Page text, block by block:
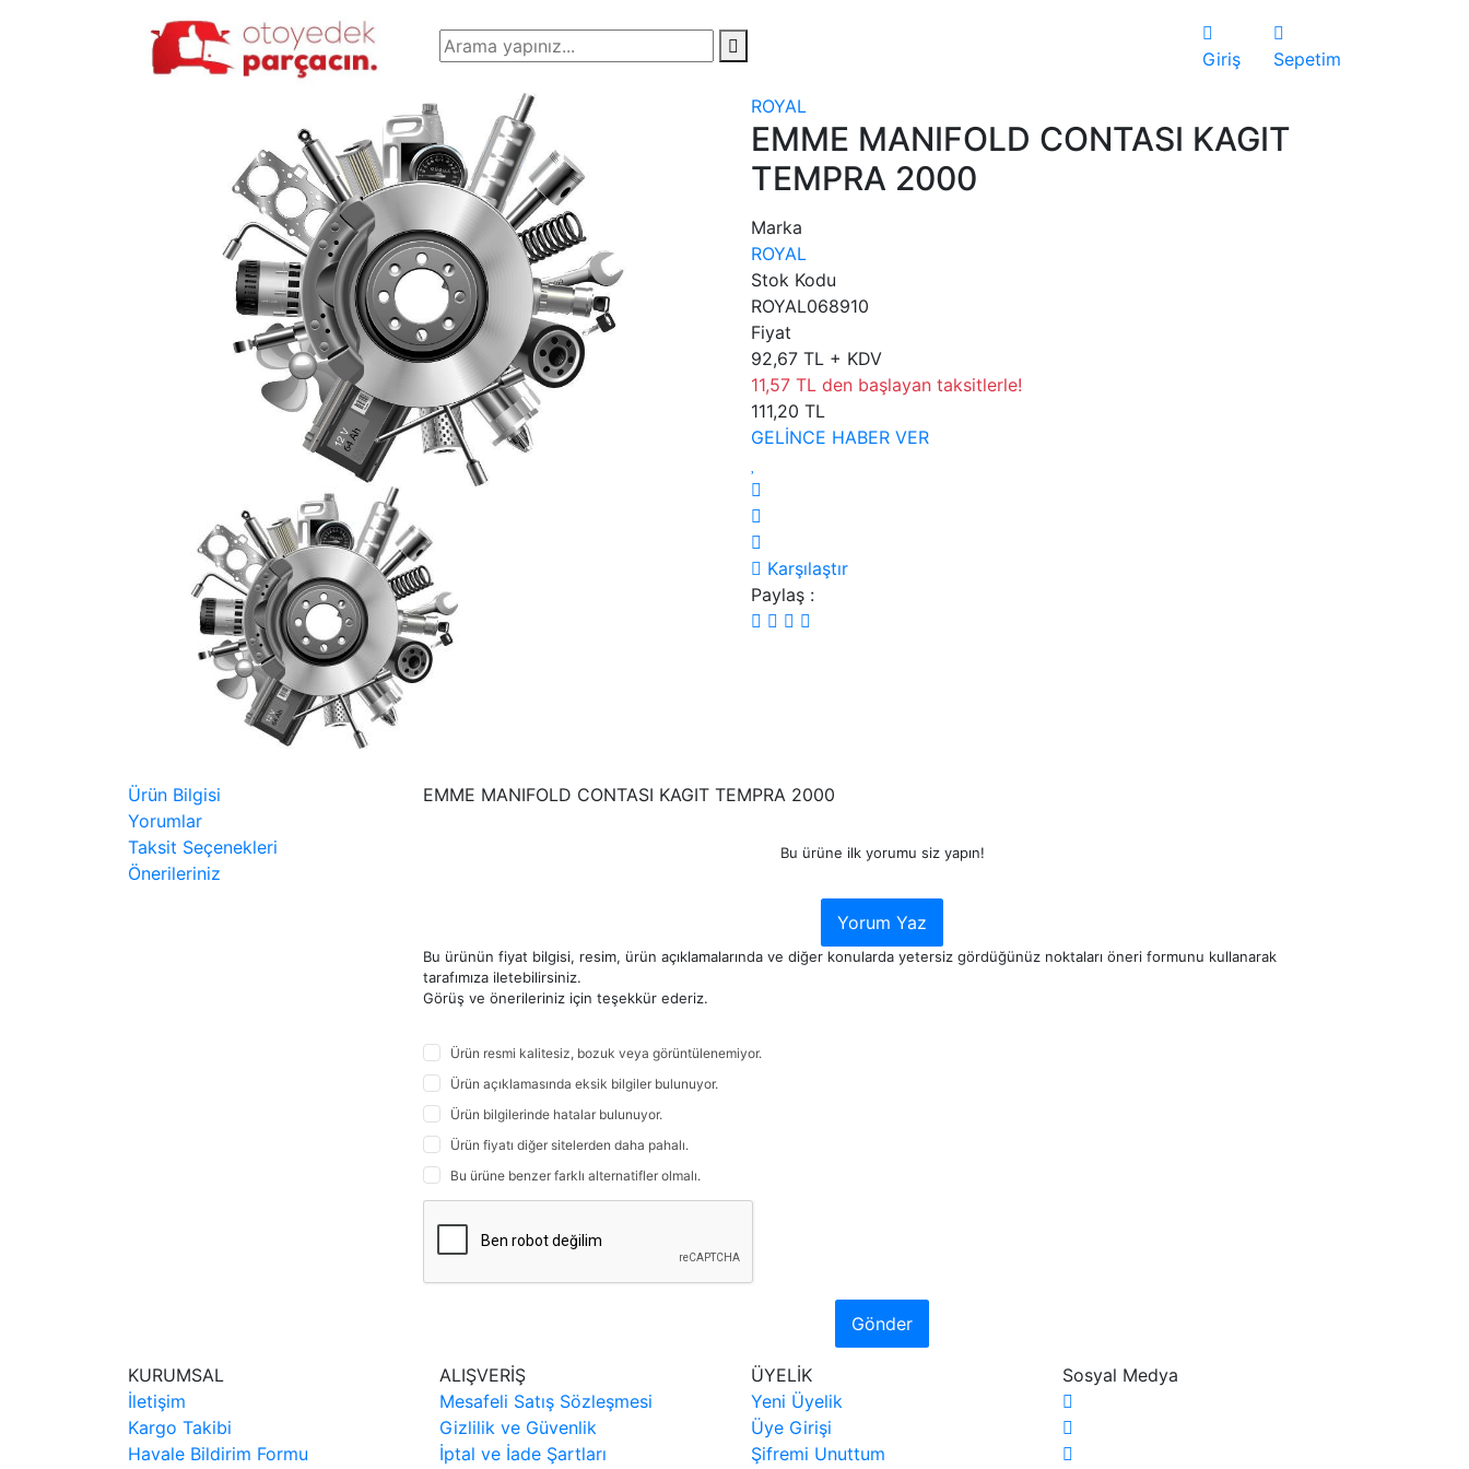
Giriş Sepetim
ROYAL
EMME MANIFOLD CONTASI KAGIT
TEMPRA 2000
Marka
ROYAL
Stok Kodu
ROYAL068910
Fiyat
92,67 TL + KDV
11,57 TL den başlayan taksitlerle!
111,20 TL
GELİNCE HABER VER
Karşılaştır
Paylaş :
Ürün Bilgisi
Yorumlar
Taksit Seçenekleri
Önerileriniz
EMME MANIFOLD CONTASI KAGIT TEMPRA 2000
Bu ürüne ilk yorumu siz yapın!
Yorum Yaz
Bu ürünün fiyat bilgisi, resim, ürün açıklamalarında ve diğer konularda yetersiz gördüğünüz noktaları öneri formunu kullanarak
tarafımıza iletebilirsiniz.
Görüş ve önerileriniz için teşekkür ederiz.
Ürün resmi kalitesiz, bozuk veya görüntülenemiyor.
Ürün açıklamasında eksik bilgiler bulunuyor.
Ürün bilgilerinde hatalar bulunuyor.
Ürün fiyatı diğer sitelerden daha pahalı.
Bu ürüne benzer farklı alternatifler olmalı.
Gönder
KURUMSAL
İletişim
Kargo Takibi
Havale Bildirim Formu
ALIŞVERİŞ
Mesafeli Satış Sözleşmesi
Gizlilik ve Güvenlik
İptal ve İade Şartları
ÜYELİK
Yeni Üyelik
Üye Girişi
Şifremi Unuttum
Sosyal Medya